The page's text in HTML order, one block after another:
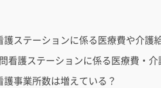
護ステーションに係る医療費や介護
看護ステーションに係る医療費・
護事業所数は増えている？